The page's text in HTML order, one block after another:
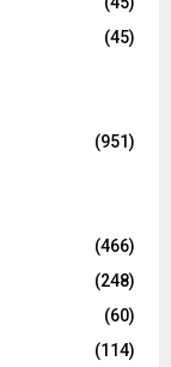
(45)
(951)
(466)
(248)
(60)
(114)